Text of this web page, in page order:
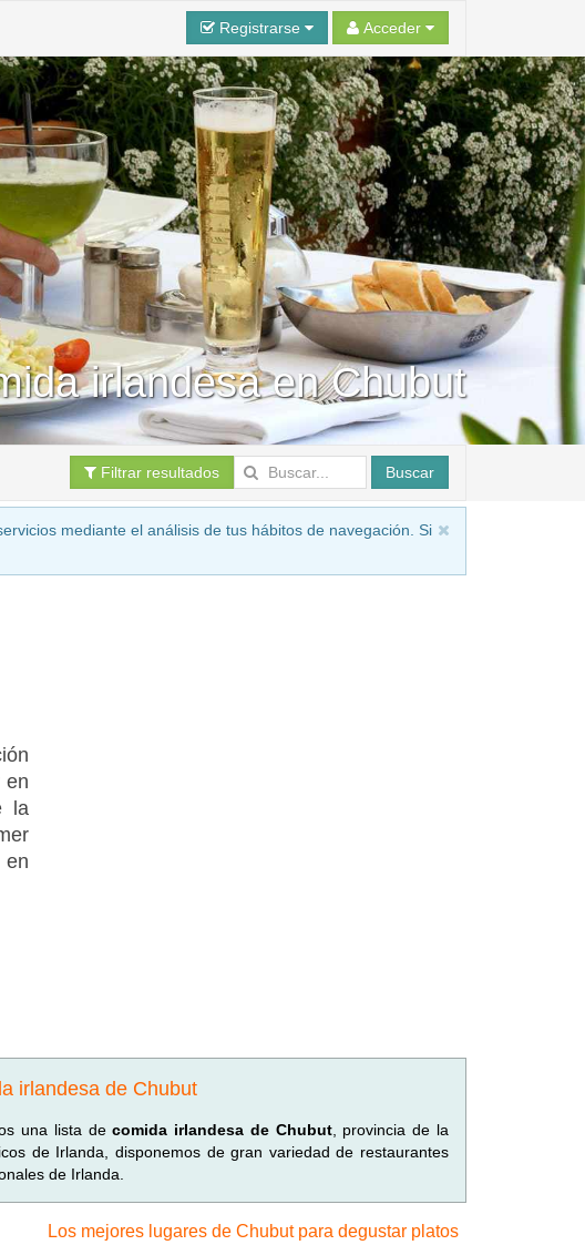
Registrarse Acceder
irlandesa en Chubut
Filtrar resultados Buscar
mediante el análisis de tus hábitos de navegación. Si
en
la
irlandesa de Chubut
una lista decomida irlandesa de Chubut, provincia de la
de Irlanda, disponemos de gran variedad de restaurantes
de Irlanda.
Los mejores lugares de Chubut para degustar platos